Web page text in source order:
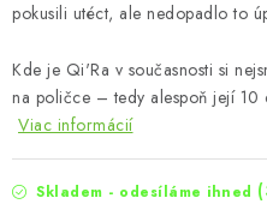
pokusili utéct, ale nedopadlo to
Kde je Qi'Ra v současnosti si
na poličce – tedy alespoň její 10
Viac informácií
Skladem - odesíláme ihned